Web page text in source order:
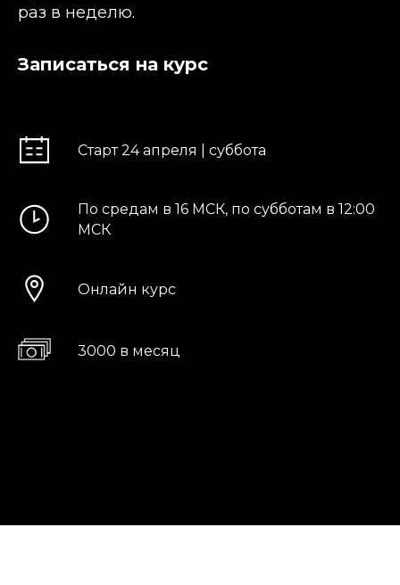
раз в неделю.
Записаться на курс
Старт 24 апреля | суббота
По средам в 16 МСК, по субботам в 12:00
МСК
Онлайн курс
3000 в месяц